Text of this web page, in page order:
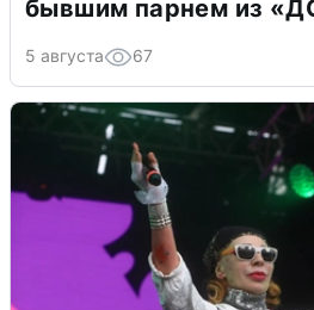
бывшим парнем из
5 августа 67